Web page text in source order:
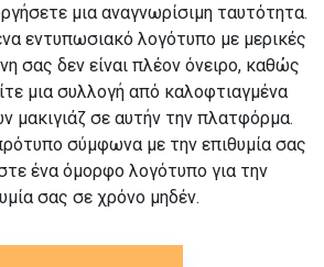
μια αναγνωρίσιμη ταυτότητα.
εντυπωσιακό λογότυπο με μερικές
σας δεν είναι πλέον όνειρο, καθώς
μια συλλογή από καλοφτιαγμένα
μακιγιάζ σε αυτήν την πλατφόρμα.
σύμφωνα με την επιθυμία σας
ένα όμορφο λογότυπο για την
σας σε χρόνο μηδέν.